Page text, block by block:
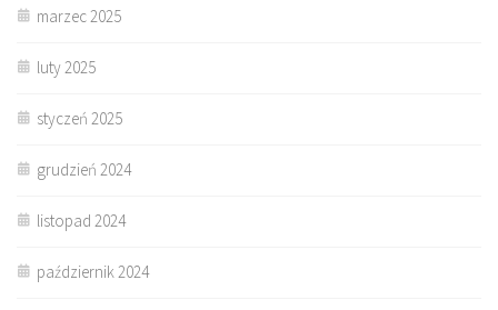
marzec 2025
luty 2025
styczeń 2025
grudzień 2024
listopad 2024
październik 2024